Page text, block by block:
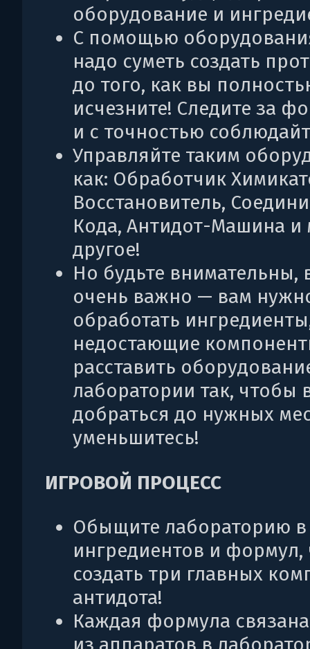
оборудование и
С помощью
надо суметь создать
до того, как вы
исчезните! Следите за
и с точностью
Управляйте таким
как: Обработчик
Восстановитель,
Кода, Антидот-Машина и
другое!
Но будьте внимательны,
очень важно — вам
обработать
недостающие
расставить
лаборатории так, чтобы
добраться до нужных
уменьшитесь!
ИГРОВОЙ ПРОЦЕСС
Обыщите лабораторию в
ингредиентов и формул,
создать три главных
антидота!
Каждая формула